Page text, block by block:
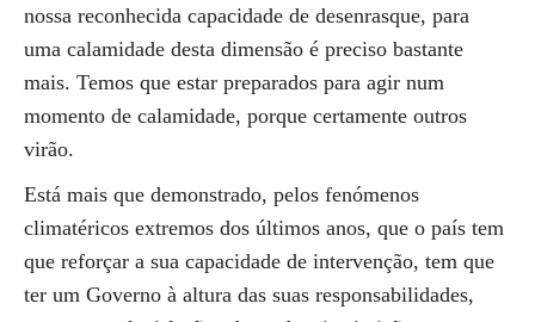
nossa reconhecida capacidade de desenrasque, para
uma calamidade desta dimensão é preciso bastante
mais. Temos que estar preparados para agir num
momento de calamidade, porque certamente outros
virão.
Está mais que demonstrado, pelos fenómenos
climatéricos extremos dos últimos anos, que o país tem
que reforçar a sua capacidade de intervenção, tem que
ter um Governo à altura das suas responsabilidades,